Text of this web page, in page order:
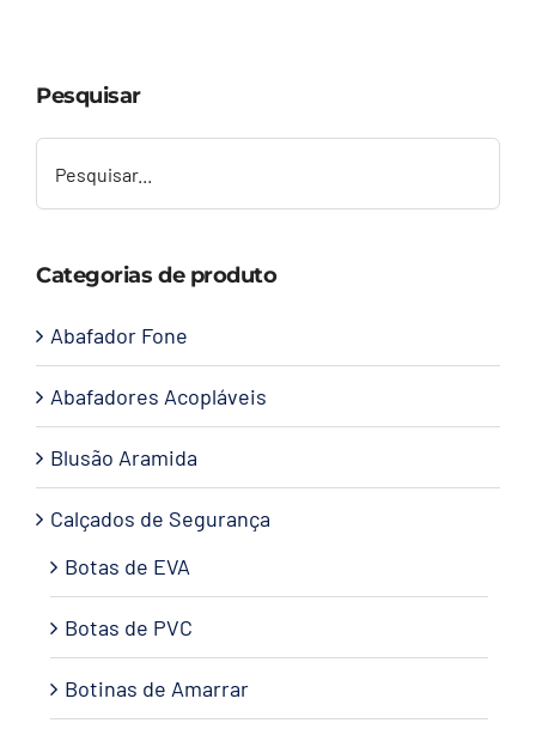
Contato
Pesquisar
Categorias de produto
Abafador Fone
Abafadores Acopláveis
Blusão Aramida
Calçados de Segurança
Botas de EVA
Botas de PVC
Botinas de Amarrar